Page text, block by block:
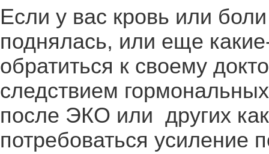
Если у вас кровь или
поднялась, или еще
обратиться к своему
следствием
после ЭКО или других
потребоваться